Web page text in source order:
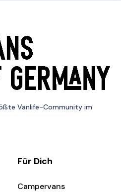
Vanlife-Community im
Für Dich
Campervans